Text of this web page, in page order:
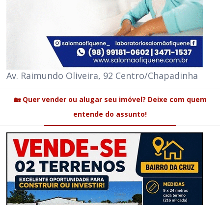
Av. Raimundo Oliveira, 92 Centro/Chapadinha
🏡 Quer vender ou alugar seu imóvel? Deixe com quem
entende do assunto!